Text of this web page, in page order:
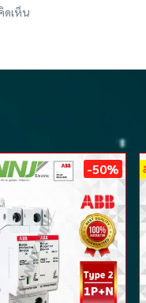
ดเห็น
-50%